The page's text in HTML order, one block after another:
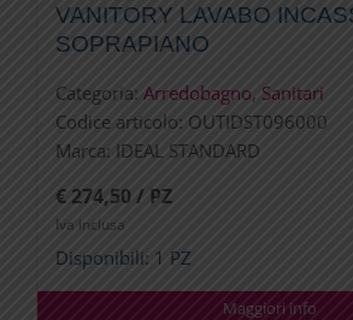
VANITORY LAVABO
SOPRAPIANO
Categoria: Arredobagno, Sanitari
Codice articolo: OUTIDST096000
Marca: IDEAL STANDARD
€ 274,50 / PZ
Iva inclusa
Disponibili: 1 PZ
Maggiori info